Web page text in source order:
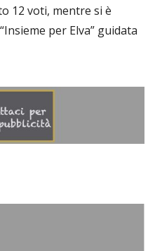
12 voti, mentre si è
per Elva” guidata